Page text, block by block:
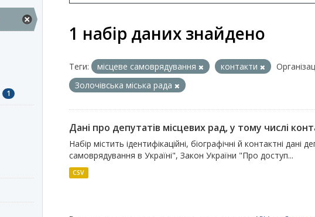
1
1 набір даних знайдено
Теги: місцеве самоврядування контакти
Золочівська міська рада
Дані про депутатів місцевих рад, у тому числі
Набір містить ідентифікаційні, біографічні й контактні
самоврядування в Україні", Закон України "Про доступ...
CSV